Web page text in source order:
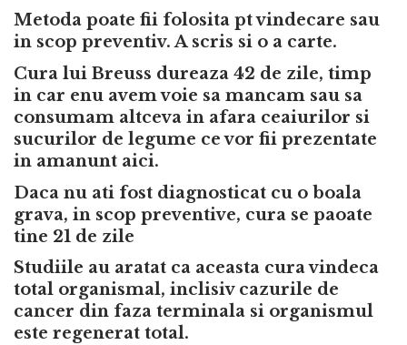
Metoda poate fii folosita pt vindecare sau
in scop preventiv. A scris si o a carte.
Cura lui Breuss dureaza 42 de zile, timp
in car enu avem voie sa mancam sau sa
consumam altceva in afara ceaiurilor si
sucurilor de legume ce vor fii prezentate
in amanunt aici.
Daca nu ati fost diagnosticat cu o boala
grava, in scop preventive, cura se paoate
tine 21 de zile
Studiile au aratat ca aceasta cura vindeca
total organismal, inclisiv cazurile de
cancer din faza terminala si organismul
este regenerat total.